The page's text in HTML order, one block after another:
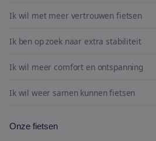
Ik wil met meer vertrouwen fietsen
Ik ben op zoek naar extra stabiliteit
Ik wil meer comfort en ontspanning
Ik wil weer samen kunnen fietsen
Onze fietsen